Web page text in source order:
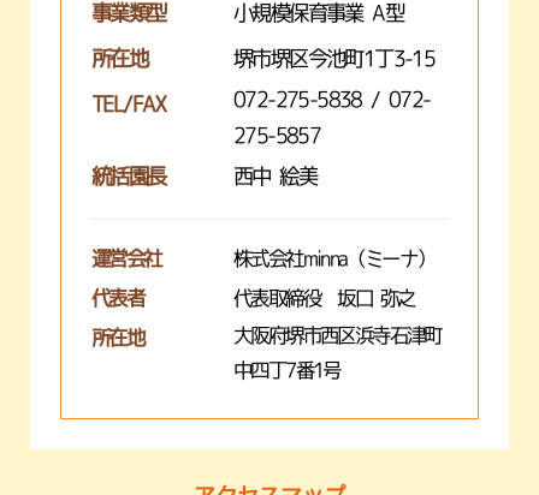
事業類型
小規模保育事業 A型
所在地 堺市堺区今池町1丁3-15
TEL/FAX
072-275-5838 / 072-
275-5857
統括園長
西中 絵美
運営会社 株式会社minna（ミーナ）
代表者 代表取締役 坂口 弥之
所在地
大阪府堺市西区浜寺石津町
中四丁7番1号